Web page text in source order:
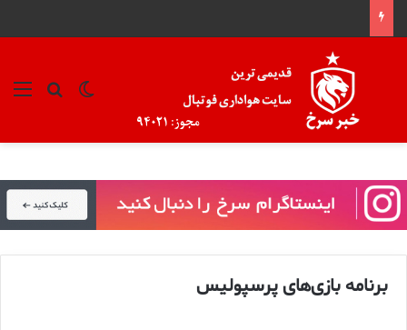
تغییر پوسته
برنامه بازی‌های پرسپولیس